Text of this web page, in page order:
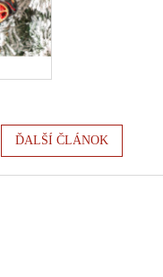
ĎALŠÍ ČLÁNOK